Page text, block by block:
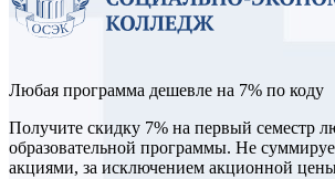
Любая программа дешевле на 7% по коду
Получите скидку 7% на первый семестр
образовательной программы. Не
акциями, за исключением акционной